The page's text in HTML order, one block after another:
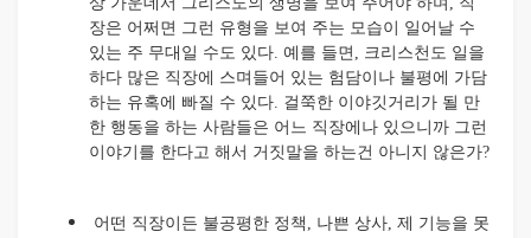
장은 어쩌면 그런 유형을 보여 주는 모습이 일어날 수
있는 주 무대일 수도 있다. 예를 들면, 크리스천도 일을
하다 많은 직장에 스며들어 있는 험담이나 불평에 가담
하는 유혹에 빠질 수 있다. 걸쭉한 이야깃거리가 될 만
한 행동을 하는 사람들은 어느 직장에나 있으니까 그런
이야기를 한다고 해서 거짓말을 하는건 아니지 않은가?
어떤 직장이든 불공평한 정책, 나쁜 상사, 제 기능을 못